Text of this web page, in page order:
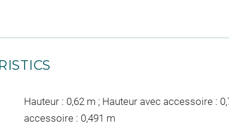
Hauteur : 0,62 m ; Hauteur avec accessoire :
accessoire : 0,491 m